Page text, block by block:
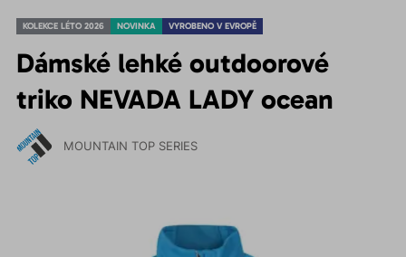
KOLEKCE LÉTO 2026 NOVINKA VYROBENO V EVROPĚ
Dámské lehké outdoorové
triko NEVADA LADY ocean
MOUNTAIN TOP SERIES